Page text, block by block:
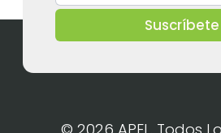
Suscríbete